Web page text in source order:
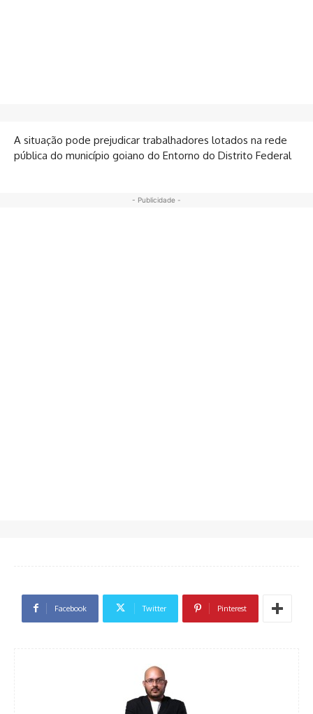
A situação pode prejudicar trabalhadores lotados na rede
pública do município goiano do Entorno do Distrito Federal
- Publicidade -
Facebook Twitter Pinterest